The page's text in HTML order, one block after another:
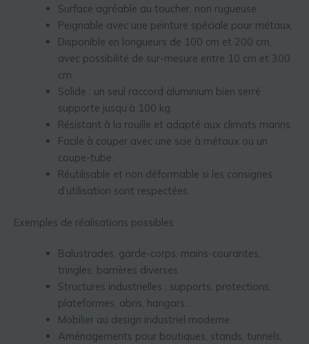
Surface agréable au toucher, non rugueuse.
Peignable avec une peinture spéciale pour métaux.
Disponible en longueurs de 100 cm et 200 cm,
avec possibilité de sur-mesure entre 10 cm et 300
cm.
Solide : un seul raccord aluminium bien serré
supporte jusqu’à 100 kg.
Résistant à la rouille et adapté aux climats marins.
Facile à couper avec une scie à métaux ou un
coupe-tube.
Réutilisable et non déformable si les consignes
d’utilisation sont respectées.
Exemples de réalisations possibles
Balustrades, garde-corps, mains-courantes,
tringles, barrières diverses.
Structures industrielles : supports, protections,
plateformes, abris, hangars…
Mobilier au design industriel moderne.
Aménagements pour boutiques, stands, tunnels,